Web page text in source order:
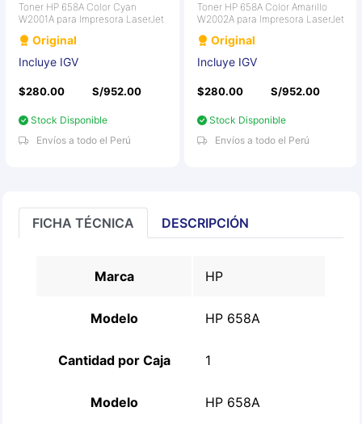
Toner HP 658A Color Cyan
W2001A para Impresora LaserJet
Original
Incluye IGV
$280.00 S/952.00
Stock Disponible
Envíos a todo el Perú
Toner HP 658A Color Amarillo
W2002A para Impresora LaserJet
Original
Incluye IGV
$280.00 S/952.00
Stock Disponible
Envíos a todo el Perú
FICHA TÉCNICA DESCRIPCIÓN
Marca HP
Modelo HP 658A
Cantidad por Caja 1
Modelo HP 658A